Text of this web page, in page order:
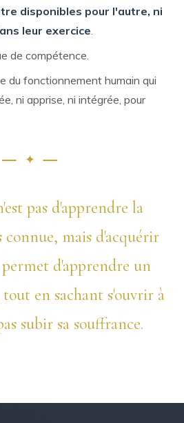
disponibles pour l'autre, ni
leur exercice.
de compétence.
du fonctionnement humain qui
ni apprise, ni intégrée, pour
pas d'apprendre la
connue, mais d'acquérir
d'apprendre un
en sachant s'ouvrir à
subir sa souffrance.